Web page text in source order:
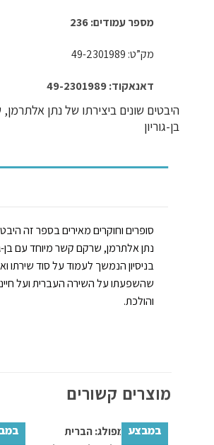
מספר עמודים: 236
מק”ט: 49-2301989
דאנאקוד: 49-2301989
היבטים שונים ביצירתו של נתן אלתרמן,
בן-גוריון
סופרים וחוקרים מאירים בספר זה היבטים
נתן אלתרמן, שרקם קשר מיוחד עם בן-
בניסיון הנמשך לעמוד על סוד שירתו
שהשפעתו על השירה העברית ועל חיינו
והולכת.
מוצרים קשורים
במבצע במבצע